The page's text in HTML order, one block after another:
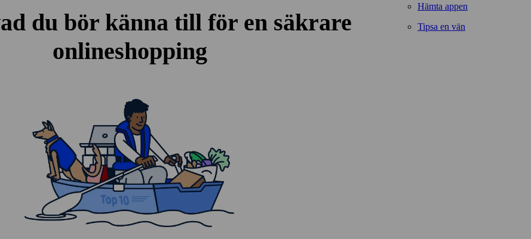
Hämta appen
Tipsa en vän
du bör känna till för en säkrare
onlineshopping